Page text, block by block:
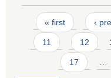
Pages
« first ‹
11 12
17